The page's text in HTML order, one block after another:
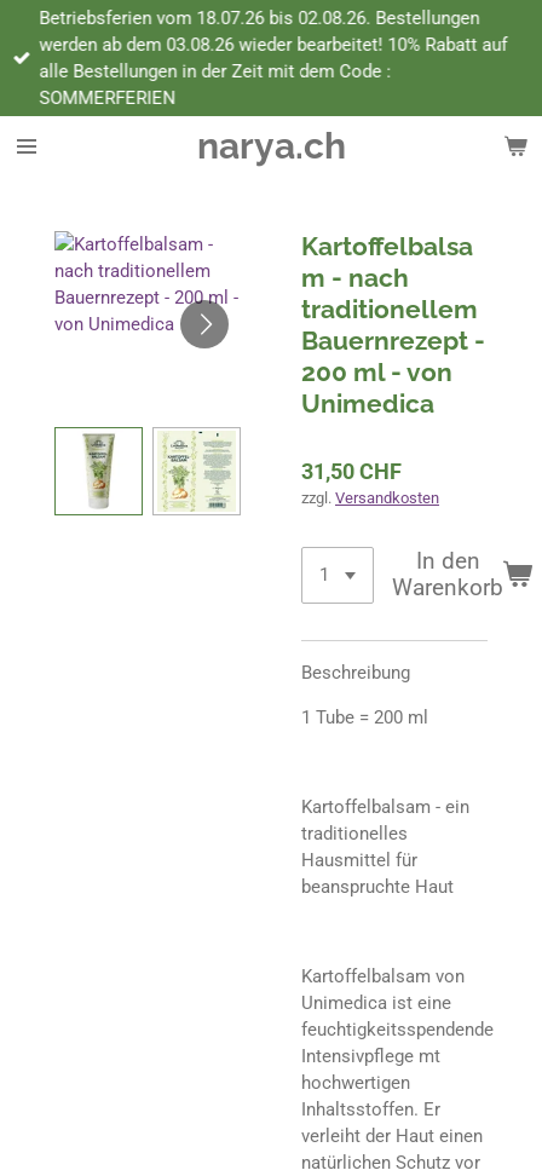
Zum
Hauptinhalt
springen
narya.ch
Betriebsferien vom 18.07.26 bis 02.08.26. Bestellungen
werden ab dem 03.08.26 wieder bearbeitet! 10% Rabatt auf
alle Bestellungen in der Zeit mit dem Code :
SOMMERFERIEN
Kartoffelbalsa
m - nach
traditionellem
Bauernrezept -
200 ml - von
Unimedica
31,50 CHF
zzgl. Versandkosten
In den
Warenkorb
Beschreibung
1 Tube = 200 ml
Kartoffelbalsam - ein
traditionelles
Hausmittel für
beanspruchte Haut
Kartoffelbalsam von
Unimedica ist eine
feuchtigkeitsspendende
Intensivpflege mt
hochwertigen
Inhaltsstoffen. Er
verleiht der Haut einen
natürlichen Schutz vor